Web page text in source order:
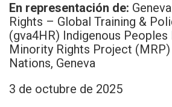
En representación de:
Rights – Global Training &
(gva4HR) Indigenous
Minority Rights Project
Nations, Geneva
3 de octubre de 2025